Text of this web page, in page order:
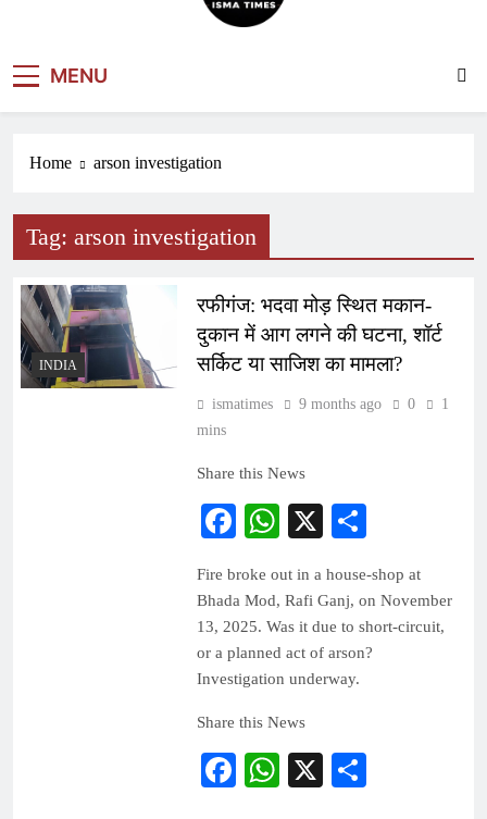
MENU
Home arson investigation
Tag: arson investigation
INDIA
रफीगंज: भदवा मोड़ स्थित मकान-
दुकान में आग लगने की घटना, शॉर्ट
सर्किट या साजिश का मामला?
ismatimes 9 months ago 0
1
mins
Share this News
Facebook
WhatsApp
X
Fire broke out in a house-shop at
Bhada Mod, Rafi Ganj, on November
13, 2025. Was it due to short-circuit,
or a planned act of arson?
Investigation underway.
Share this News
Facebook
WhatsApp
X